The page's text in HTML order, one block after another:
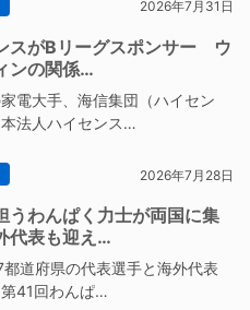
2026年7月31日
スがBリーグスポンサー ウ
ンの関係…
電大手、海信集団（ハイセン
法人ハイセンス…
2026年7月28日
うわんぱく力士が両国に集
表も迎え…
道府県の代表選手と海外代表
41回わんぱ…